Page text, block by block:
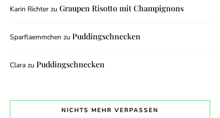
Karin Richter zu Graupen Risotto mit Champignons
Sparflaemmchen zu Puddingschnecken
Clara zu Puddingschnecken
NICHTS MEHR VERPASSEN